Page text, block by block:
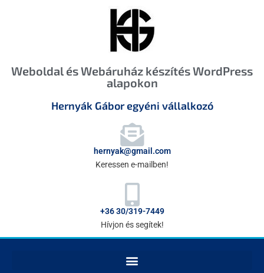
Weboldal és Webáruház készítés WordPress
alapokon
Hernyák Gábor egyéni vállalkozó
hernyak@gmail.com
Keressen e-mailben!
+36 30/319-7449
Hívjon és segítek!